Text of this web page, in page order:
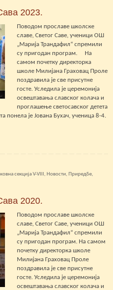
2023.
Поводом прославе школске
славе, Светoг Саве, ученици ОШ
„Марија Трандафил“ спремили
су пригодан програм. На
самом почетку директорка
школе Милијана Граховац Проле
поздравила је све присутне
госте. Уследила је церемонија
освештавања славског колача и
проглашење светосавског детета
понела је Јована Бухач, ученица 8-4.
секција V-VIII, Новости, Приредбе,
2020.
Поводом прославе школске
славе, Светoг Саве, ученици ОШ
„Марија Трандафил“ спремили
су пригодан програм. На самом
почетку директорка школе
Милијана Граховац Проле
поздравила је све присутне
госте. Уследила је церемонија
освештавања славског колача и